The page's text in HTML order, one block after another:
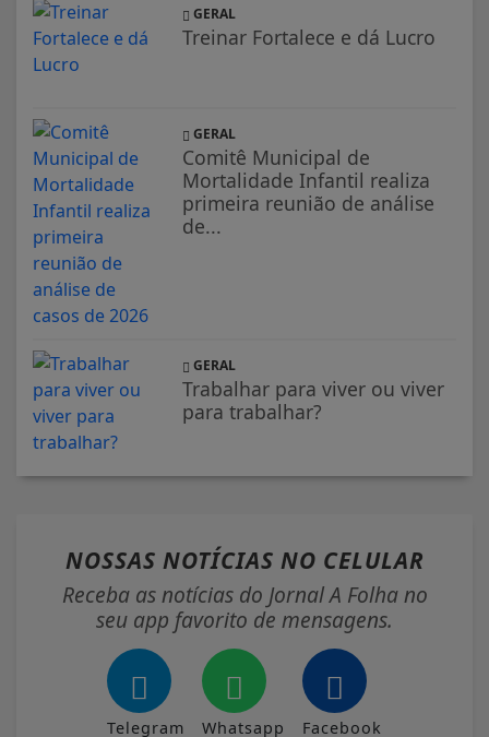
GERAL
Treinar Fortalece e dá Lucro
GERAL
Comitê Municipal de
Mortalidade Infantil realiza
primeira reunião de análise
de...
GERAL
Trabalhar para viver ou viver
para trabalhar?
NOSSAS NOTÍCIAS NO CELULAR
Receba as notícias do Jornal A Folha no
seu app favorito de mensagens.
Telegram Whatsapp Facebook